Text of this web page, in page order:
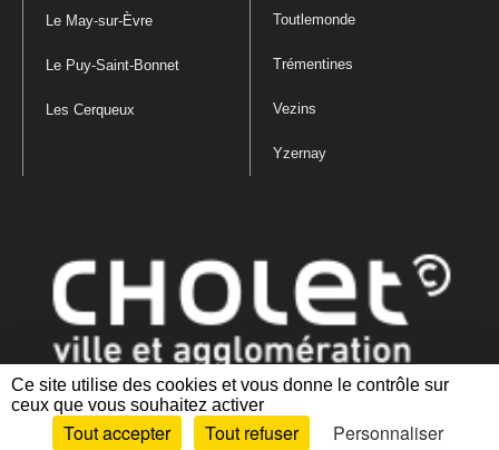
Ce site utilise des cookies et vous donne le contrôle sur
ceux que vous souhaitez activer
Tout accepter Tout refuser Personnaliser
Le May-sur-Èvre
Le Puy-Saint-Bonnet
Les Cerqueux
Toutlemonde
Trémentines
Vezins
Yzernay
Mentions légales|Politique de confidentialité
des cookies |Plan du site Accessibilité : partiellement conforme